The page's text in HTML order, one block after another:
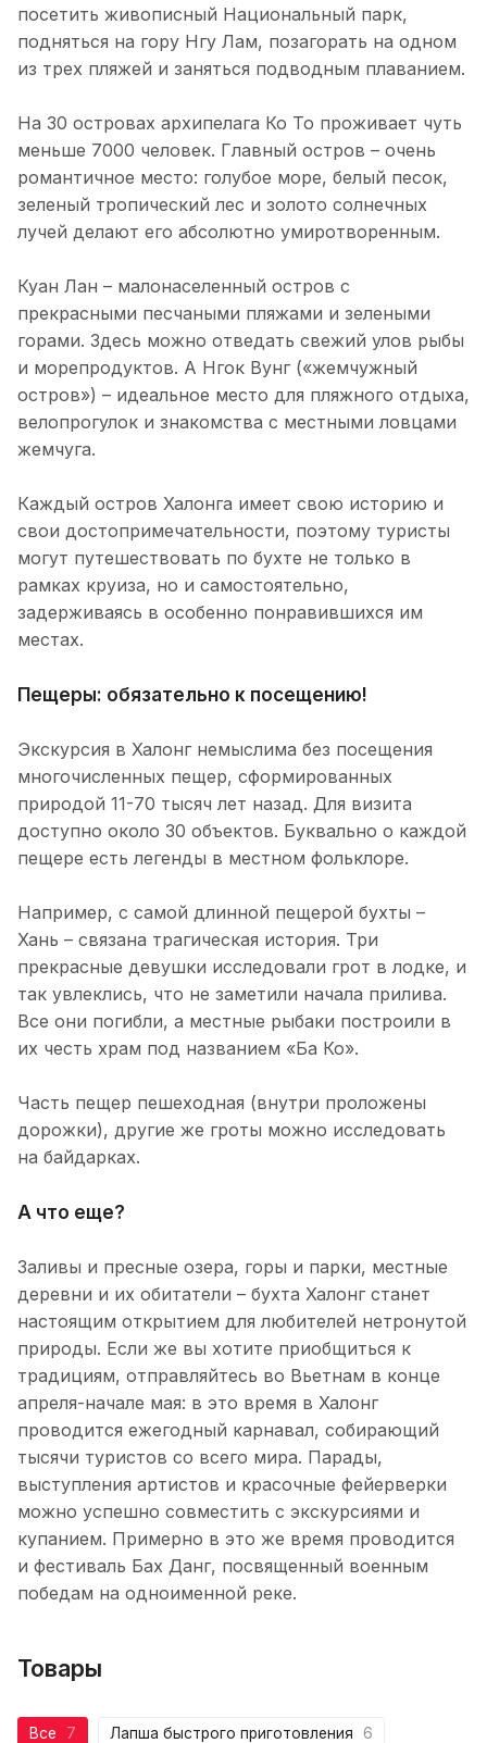
посетить живописный Национальный парк,
подняться на гору Нгу Лам, позагорать на одном
из трех пляжей и заняться подводным плаванием.
На 30 островах архипелага Ко То проживает чуть
меньше 7000 человек. Главный остров – очень
романтичное место: голубое море, белый песок,
зеленый тропический лес и золото солнечных
лучей делают его абсолютно умиротворенным.
Куан Лан – малонаселенный остров с
прекрасными песчаными пляжами и зелеными
горами. Здесь можно отведать свежий улов рыбы
и морепродуктов. А Нгок Вунг («жемчужный
остров») – идеальное место для пляжного отдыха,
велопрогулок и знакомства с местными ловцами
жемчуга.
Каждый остров Халонга имеет свою историю и
свои достопримечательности, поэтому туристы
могут путешествовать по бухте не только в
рамках круиза, но и самостоятельно,
задерживаясь в особенно понравившихся им
местах.
Пещеры: обязательно к посещению!
Экскурсия в Халонг немыслима без посещения
многочисленных пещер, сформированных
природой 11-70 тысяч лет назад. Для визита
доступно около 30 объектов. Буквально о каждой
пещере есть легенды в местном фольклоре.
Например, с самой длинной пещерой бухты –
Хань – связана трагическая история. Три
прекрасные девушки исследовали грот в лодке, и
так увлеклись, что не заметили начала прилива.
Все они погибли, а местные рыбаки построили в
их честь храм под названием «Ба Ко».
Часть пещер пешеходная (внутри проложены
дорожки), другие же гроты можно исследовать
на байдарках.
А что еще?
Заливы и пресные озера, горы и парки, местные
деревни и их обитатели – бухта Халонг станет
настоящим открытием для любителей нетронутой
природы. Если же вы хотите приобщиться к
традициям, отправляйтесь во Вьетнам в конце
апреля-начале мая: в это время в Халонг
проводится ежегодный карнавал, собирающий
тысячи туристов со всего мира. Парады,
выступления артистов и красочные фейерверки
можно успешно совместить с экскурсиями и
купанием. Примерно в это же время проводится
и фестиваль Бах Данг, посвященный военным
победам на одноименной реке.
Товары
Все 7 Лапша быстрого приготовления 6